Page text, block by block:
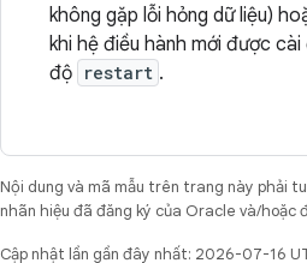
không gặp lỗi hỏng dữ liệu)
khi hệ điều hành mới được
độ restart .
Nội dung và mã mẫu trên trang này phải
nhãn hiệu đã đăng ký của Oracle và/hoặc
Cập nhật lần gần đây nhất: 2026-07-16